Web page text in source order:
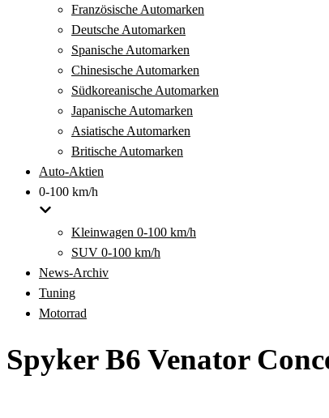
Französische Automarken
Deutsche Automarken
Spanische Automarken
Chinesische Automarken
Südkoreanische Automarken
Japanische Automarken
Asiatische Automarken
Britische Automarken
Auto-Aktien
0-100 km/h
Kleinwagen 0-100 km/h
SUV 0-100 km/h
News-Archiv
Tuning
Motorrad
Spyker B6 Venator